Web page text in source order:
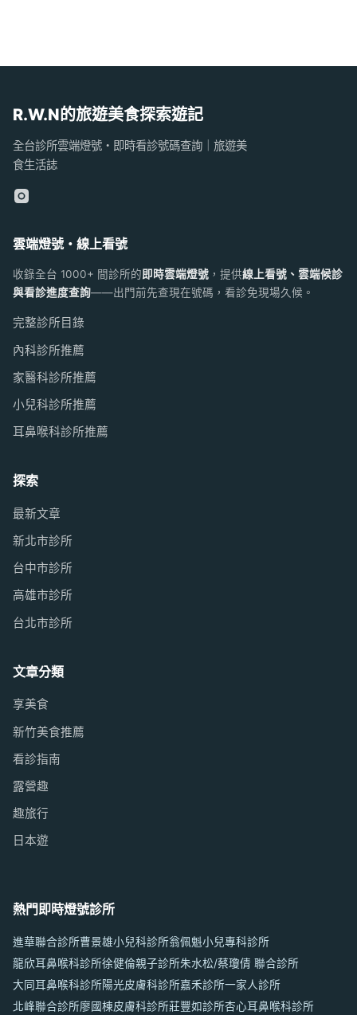
R.W.N的旅遊美食探索遊記
全台診所雲端燈號・即時看診號碼查詢｜旅遊美
食生活誌
雲端燈號・線上看號
收錄全台 1000+ 間診所的即時雲端燈號 ，提供線上看號、雲端候診
與看診進度查詢——出門前先查現在號碼，看診免現場久候。
完整診所目錄
內科診所推薦
家醫科診所推薦
小兒科診所推薦
耳鼻喉科診所推薦
探索
最新文章
新北市診所
台中市診所
高雄市診所
台北市診所
文章分類
享美食
新竹美食推薦
看診指南
露營趣
趣旅行
日本遊
熱門即時燈號診所
進華聯合診所曹景雄小兒科診所翁佩魁小兒專科診所
龍欣耳鼻喉科診所徐健倫親子診所朱水松/蔡瓊倩 聯合診所
大同耳鼻喉科診所陽光皮膚科診所嘉禾診所一家人診所
北峰聯合診所廖國棟皮膚科診所莊豐如診所杏心耳鼻喉科診所